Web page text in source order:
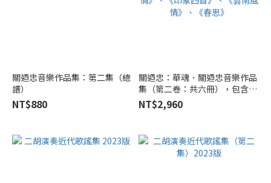
關迺忠音樂作品集：第二集（總
譜）
NT$880
關迺忠：華魂．關迺忠音樂作品
集（第二卷：共六冊），包含
《山河頌》第六二胡協奏曲、
《飛天》琵琶協奏曲、《臺灣風
情》、《春思》
NT$2,960